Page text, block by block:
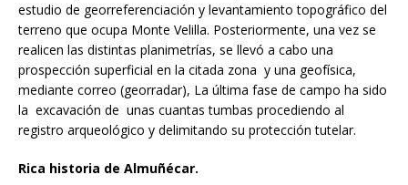
estudio de georreferenciación y levantamiento topográfico del
terreno que ocupa Monte Velilla. Posteriormente, una vez se
realicen las distintas planimetrías, se llevó a cabo una
prospección superficial en la citada zona y una geofísica,
mediante correo (georradar), La última fase de campo ha sido
la excavación de unas cuantas tumbas procediendo al
registro arqueológico y delimitando su protección tutelar.
Rica historia de Almuñécar.